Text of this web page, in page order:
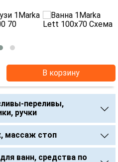
В корзину
переливы,
ручки
массаж стоп
ванн, средства по